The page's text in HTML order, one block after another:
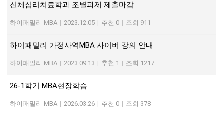
신체심리치료학과 조별과제 제출마감
하이패밀리 MBA | 2023.12.05 | 추천 0 | 조회 911
하이패밀리 가정사역MBA 사이버 강의 안내
하이패밀리 MBA | 2023.09.13 | 추천 1 | 조회 1217
26-1학기 MBA현장학습
하이패밀리 MBA | 2026.03.26 | 추천 0 | 조회 378